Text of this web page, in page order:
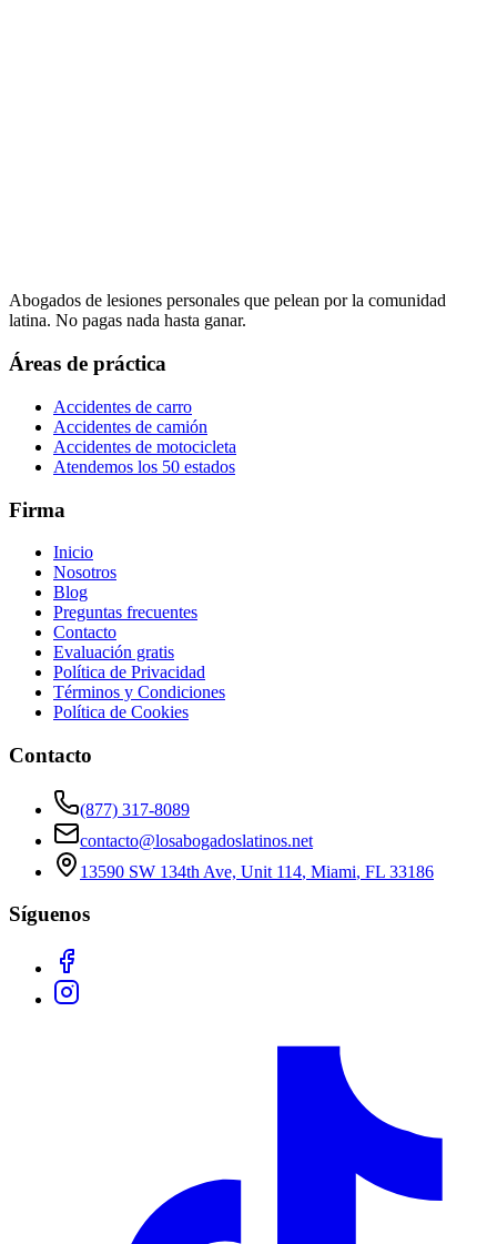
Abogados de lesiones personales que pelean por la comunidad
latina. No pagas nada hasta ganar.
Áreas de práctica
Accidentes de carro
Accidentes de camión
Accidentes de motocicleta
Atendemos los 50 estados
Firma
Inicio
Nosotros
Blog
Preguntas frecuentes
Contacto
Evaluación gratis
Política de Privacidad
Términos y Condiciones
Política de Cookies
Contacto
(877) 317-8089
contacto@losabogadoslatinos.net
13590 SW 134th Ave, Unit 114, Miami, FL 33186
Síguenos